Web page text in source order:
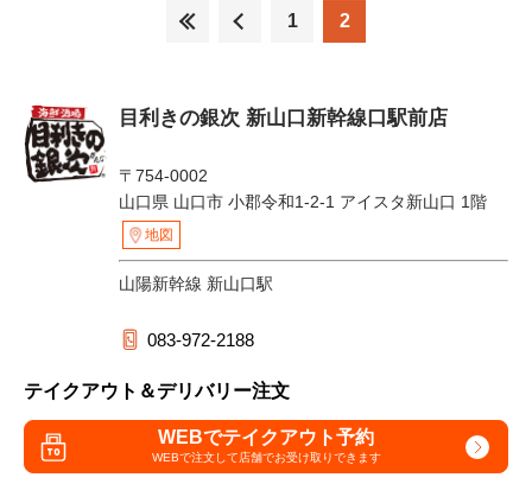
1 2
目利きの銀次 新山口新幹線口駅前店
〒754-0002
山口県 山口市 小郡令和1-2-1 アイスタ新山口 1階
地図
山陽新幹線 新山口駅
083-972-2188
テイクアウト＆デリバリー注文
WEBでテイクアウト予約
WEBで注文して店舗でお受け取りできます